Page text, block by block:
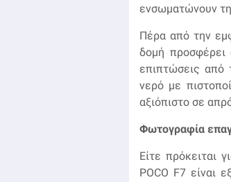
ενσωματώνουν
Πέρα από την
δομή προσφέρει
επιπτώσεις από
νερό με
αξιόπιστο σε
Φωτογραφία
Είτε πρόκειται
POCO F7 είναι